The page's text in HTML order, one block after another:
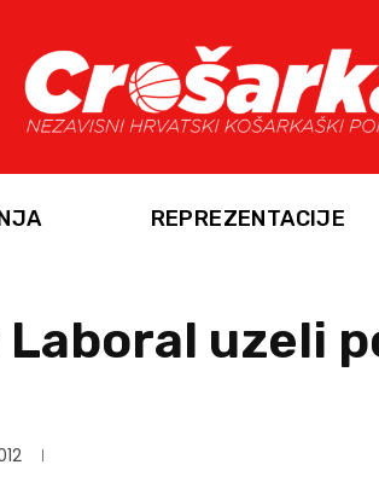
REPREZENTACIJE
uzeli